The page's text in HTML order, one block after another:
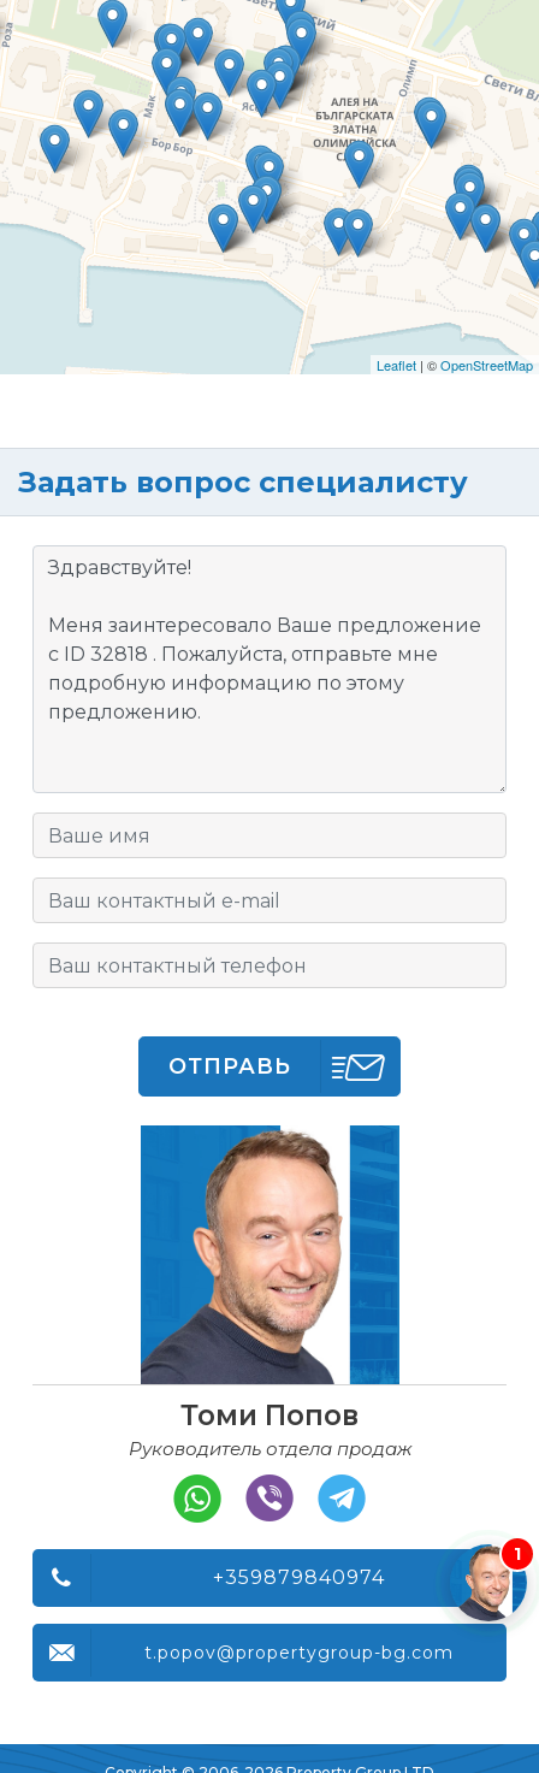
Leaflet | ©OpenStreetMap
Задать вопрос специалисту
ОТПРАВЬ
Томи Попов
Руководитель отдела продаж
+359879840974
t.popov@propertygroup-bg.com
1